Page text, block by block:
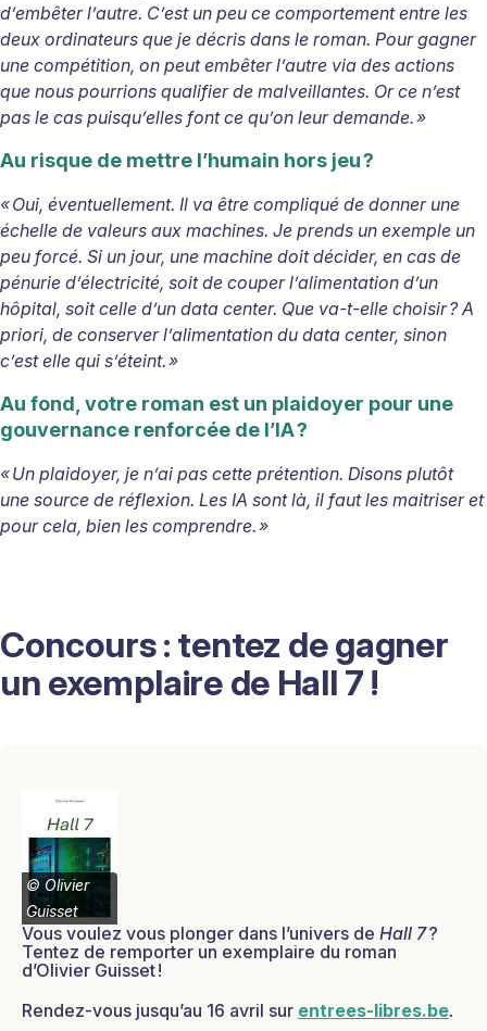
d’embêter l’autre. C’est un peu ce comportement entre les
deux ordinateurs que je décris dans le roman. Pour gagner
une compétition, on peut embêter l’autre via des actions
que nous pourrions qualifier de malveillantes. Or ce n’est
pas le cas puisqu’elles font ce qu’on leur demande. »
Au risque de mettre l’humain hors jeu?
« Oui, éventuellement. Il va être compliqué de donner une
échelle de valeurs aux machines. Je prends un exemple un
peu forcé. Si un jour, une machine doit décider, en cas de
pénurie d’électricité, soit de couper l’alimentation d’un
hôpital, soit celle d’un data center. Que va-t-elle choisir? A
priori, de conserver l’alimentation du data center, sinon
c’est elle qui s’éteint. »
Au fond, votre roman est un plaidoyer pour une
gouvernance renforcée de l’IA?
« Un plaidoyer, je n’ai pas cette prétention. Disons plutôt
une source de réflexion. Les IA sont là, il faut les maitriser et
pour cela, bien les comprendre. »
Concours : tentez de gagner
un exemplaire de Hall 7 !
© Olivier
Guisset
Vous voulez vous plonger dans l’univers de Hall 7?
Tentez de remporter un exemplaire du roman
d’Olivier Guisset!
Rendez-vous jusqu’au 16 avril sur entrees-libres.be.